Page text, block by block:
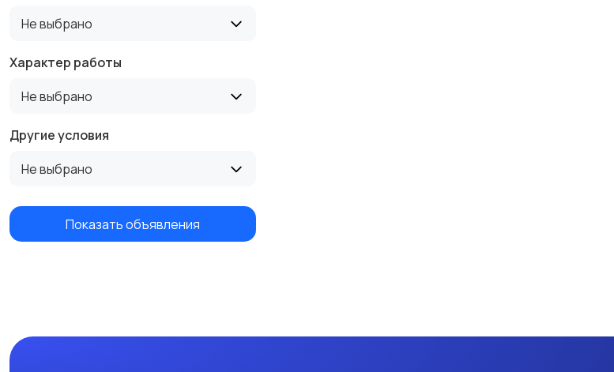
Не выбрано
Характер работы
Не выбрано
Другие условия
Не выбрано
Показать объявления